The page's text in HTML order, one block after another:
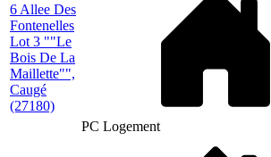
6 Allee Des
Fontenelles
Lot 3 ""Le
Bois De La
Maillette"",
Caugé
(27180)
PC Logement